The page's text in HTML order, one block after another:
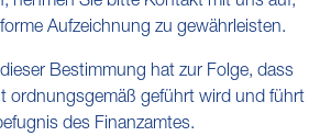
Aufzeichnung zu gewährleisten.
Bestimmung hat zur Folge, dass
ordnungsgemäß geführt wird und führt
des Finanzamtes.